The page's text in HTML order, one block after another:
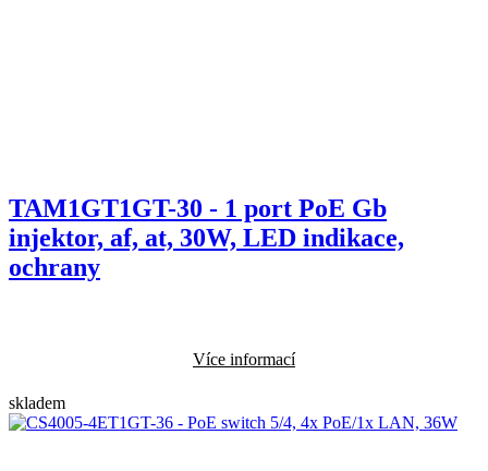
TAM1GT1GT-30 - 1 port PoE Gb
injektor, af, at, 30W, LED indikace,
ochrany
Více informací
skladem